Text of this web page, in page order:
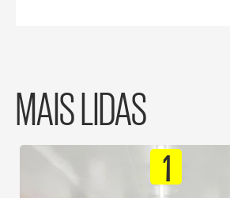
MAIS LIDAS
1